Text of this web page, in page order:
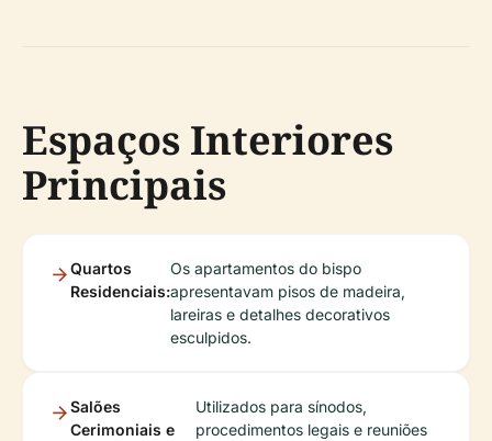
Espaços Interiores
Principais
Quartos
Residenciais:
Os apartamentos do bispo
apresentavam pisos de madeira,
lareiras e detalhes decorativos
esculpidos.
Salões
Cerimoniais e
Utilizados para sínodos,
procedimentos legais e reuniões